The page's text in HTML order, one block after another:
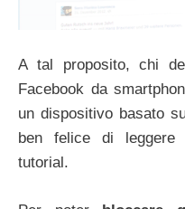
A tal proposito, chi
Facebook da
un dispositivo basato
ben felice di leggere
tutorial.